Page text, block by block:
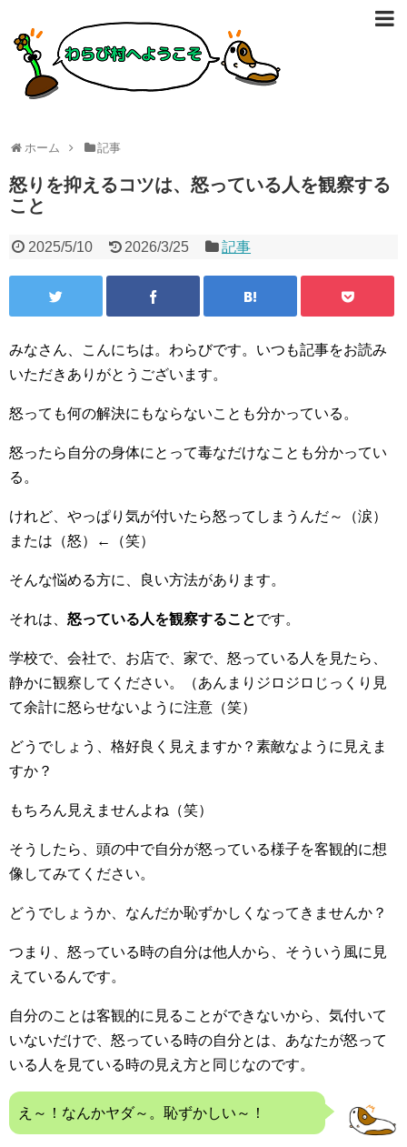
ホーム 記事
怒りを抑えるコツは、怒っている人を観察する
こと
2025/5/10 2026/3/25 記事
みなさん、こんにちは。わらびです。いつも記事をお読み
いただきありがとうございます。
怒っても何の解決にもならないことも分かっている。
怒ったら自分の身体にとって毒なだけなことも分かってい
る。
けれど、やっぱり気が付いたら怒ってしまうんだ～（涙）
または（怒）←（笑）
そんな悩める方に、良い方法があります。
それは、 怒っている人を観察することです。
学校で、会社で、お店で、家で、怒っている人を見たら、
静かに観察してください。（あんまりジロジロじっくり見
て余計に怒らせないように注意（笑）
どうでしょう、格好良く見えますか？素敵なように見えま
すか？
もちろん見えませんよね（笑）
そうしたら、頭の中で自分が怒っている様子を客観的に想
像してみてください。
どうでしょうか、なんだか恥ずかしくなってきませんか？
つまり、怒っている時の自分は他人から、そういう風に見
えているんです。
自分のことは客観的に見ることができないから、気付いて
いないだけで、怒っている時の自分とは、あなたが怒って
いる人を見ている時の見え方と同じなのです。
え～！なんかヤダ～。恥ずかしい～！